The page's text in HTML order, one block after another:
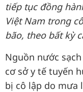
tiếp tục đồng
Việt Nam trong
bão, theo bất kỳ
Nguồn nước
cơ sở y tế tuyến
bị cô lập do mưa